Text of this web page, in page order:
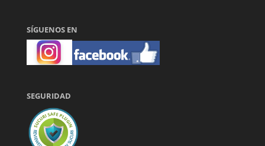
SÍGUENOS EN
SEGURIDAD